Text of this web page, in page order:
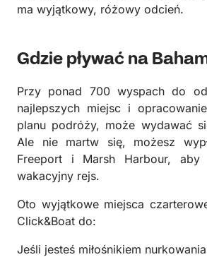
ma wyjątkowy, różowy odcień.
Gdzie pływać na
Przy ponad 700 wyspach do
najlepszych miejsc i
planu podróży, może wydawać
Ale nie martw się, możesz
Freeport i Marsh Harbour, aby
wakacyjny rejs.
Oto wyjątkowe miejsca
Click&Boat do:
Jeśli jesteś miłośnikiem